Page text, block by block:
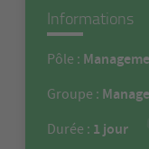
Informations
Pôle :
Groupe :
Durée : 1 jour